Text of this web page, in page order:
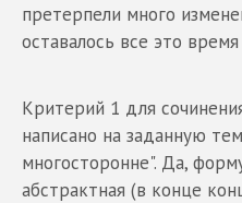
претерпели много
оставалось все это
Критерий 1 для
написано на заданную
многосторонне". Да,
абстрактная (в конце